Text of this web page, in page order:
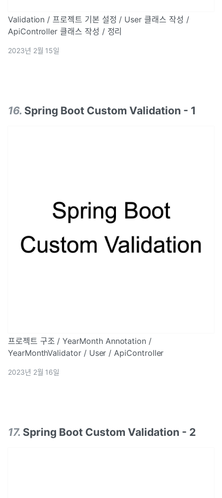
Validation / 프로젝트 기본 설정 / User 클래스 작성 /
ApiController 클래스 작성 / 정리
2023년 2월 15일
16. Spring Boot Custom Validation - 1
프로젝트 구조 / YearMonth Annotation /
YearMonthValidator / User / ApiController
2023년 2월 16일
17. Spring Boot Custom Validation - 2